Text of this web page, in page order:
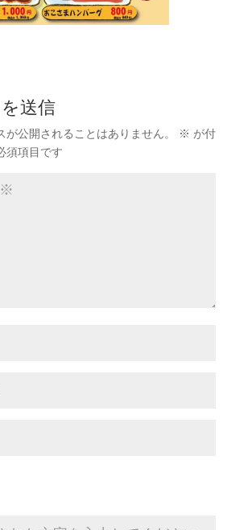
送信
が公開されることはありません。 ※ が付
須項目です